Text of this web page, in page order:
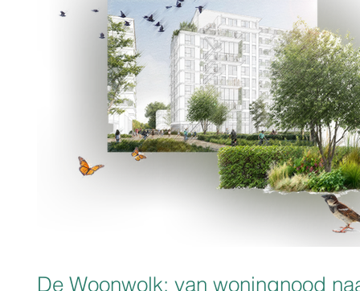
De Woonwolk: van woningnood